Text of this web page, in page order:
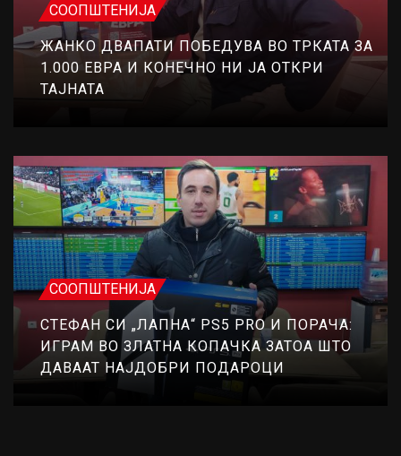
СООПШТЕНИЈА
ЖАНКО ДВАПАТИ ПОБЕДУВА ВО ТРКАТА ЗА
1.000 ЕВРА И КОНЕЧНО НИ ЈА ОТКРИ
ТАЈНАТА
СООПШТЕНИЈА
СТЕФАН СИ „ЛАПНА“ PS5 PRO И ПОРАЧА:
ИГРАМ ВО ЗЛАТНА КОПАЧКА ЗАТОА ШТО
ДАВААТ НАЈДОБРИ ПОДАРОЦИ